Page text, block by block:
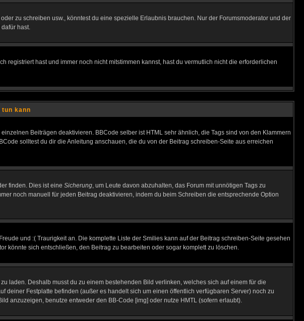
zu schreiben usw., könntest du eine spezielle Erlaubnis brauchen. Nur der Forumsmoderator und der
hast.
hast und immer noch nicht mitstimmen kannst, hast du vermutlich nicht die erforderlichen
tun kann
Beiträgen deaktivieren. BBCode selber ist HTML sehr ähnlich, die Tags sind von den Klammern
solltest du dir die Anleitung anschauen, die du von der Beitrag schreiben-Seite aus erreichen
finden. Dies ist eine Sicherung, um Leute davon abzuhalten, das Forum mit unnötigen Tags zu
noch manuell für jeden Beitrag deaktivieren, indem du beim Schreiben die entsprechende Option
und :( Traurigkeit an. Die komplette Liste der Smilies kann auf der Beitrag schreiben-Seite gesehen
könnte sich entschließen, den Beitrag zu bearbeiten oder sogar komplett zu löschen.
laden. Deshalb musst du zu einem bestehenden Bild verlinken, welches sich auf einem für die
deiner Festplatte befinden (außer es handelt sich um einen öffentlich verfügbaren Server) noch zu
anzuzeigen, benutze entweder den BB-Code [img] oder nutze HMTL (sofern erlaubt).